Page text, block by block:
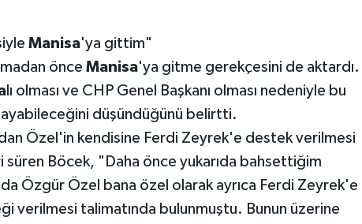
Manisa'ya gittim"
önce Manisa'ya gitme gerekçesini de aktardı.
lı olması ve CHP Genel Başkanı olması nedeniyle bu
düşündüğünü belirtti.
Özel'in kendisine Ferdi Zeyrek'e destek verilmesi
Böcek, "Daha önce yukarıda bahsettiğim
Özgür Özel bana özel olarak ayrıca Ferdi Zeyrek'e
verilmesi talimatında bulunmuştu. Bunun üzerine